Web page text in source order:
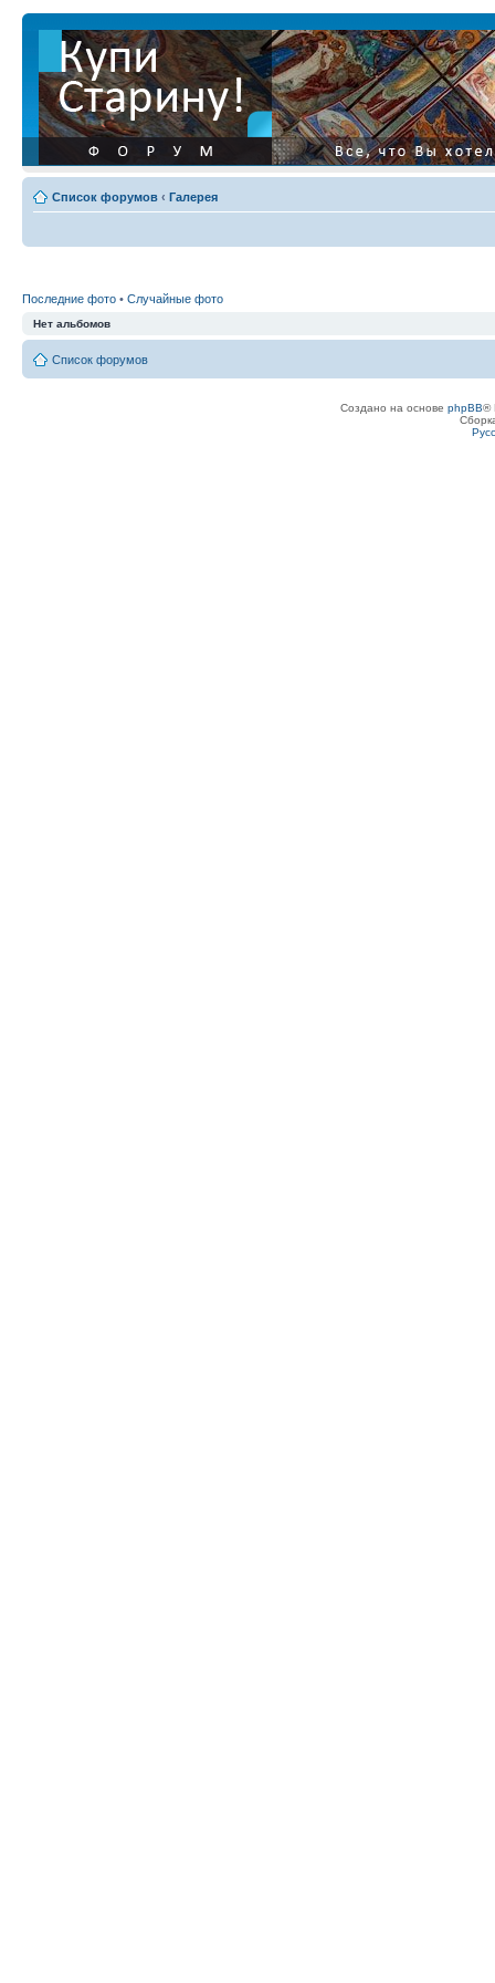
Список форумов ‹ Галерея
Последние фото • Случайные фото
Нет альбомов
Список форумов
Создано на основе phpBB®